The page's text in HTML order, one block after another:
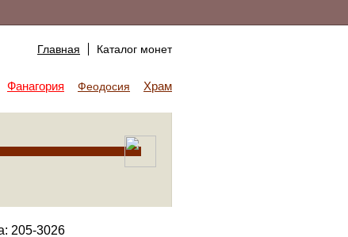
Главная Каталог монет
Фанагория Феодосия Храм Аполлона